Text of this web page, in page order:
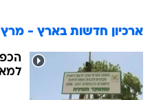
ארכיון חדשות בארץ - מרץ 2009